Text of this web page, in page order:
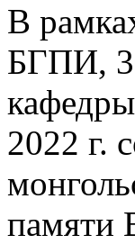
В
БГПИ,
2022 г.
памяти